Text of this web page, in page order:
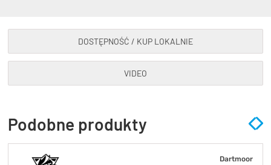
DOSTĘPNOŚĆ / KUP LOKALNIE
VIDEO
Podobne produkty
Dartmoor